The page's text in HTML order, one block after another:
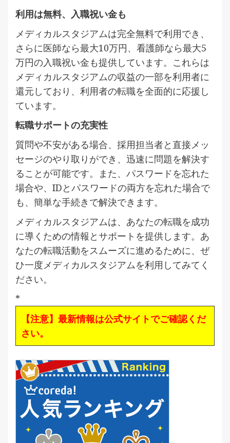
利用は無料、入職祝い金も
メディカルスタジアムは完全無料で利用でき、
さらに医師なら最大10万円、看護師なら最大5
万円の入職祝い金も提供しています。これらは
メディカルスタジアムの収益の一部を利用者に
還元しており、利用者の転職を全面的に応援し
ています。
転職サポートの充実性
質問や不安がある場合、採用担当者と直接メッ
セージのやり取りができ、迅速に問題を解決す
ることが可能です。また、パスワードを忘れた
場合や、IDとパスワードの両方を忘れた場合で
も、簡単な手続きで解決できます。
メディカルスタジアムは、あなたの転職を成功
に導くための情報とサポートを提供します。あ
なたの転職活動をスムーズに進めるために、ぜ
ひ一度メディカルスタジアムを利用してみてく
ださい。
*
【注意】最新情報は公式サイトでご確認くだ
さい。